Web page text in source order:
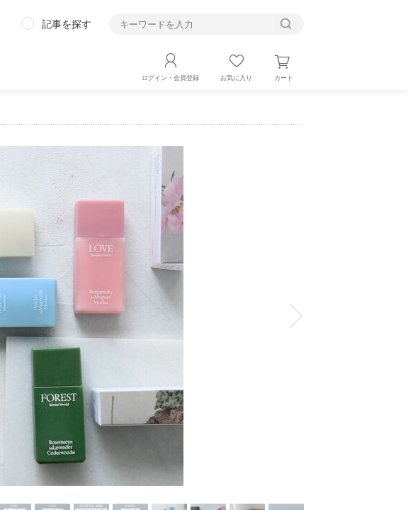
記事を探す
ログイン・会員登録 お気に入り カート